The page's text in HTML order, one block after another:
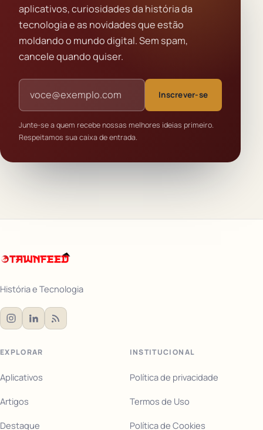
aplicativos, curiosidades da história da
tecnologia e as novidades que estão
moldando o mundo digital. Sem spam,
cancele quando quiser.
Endereço de e-mail
Inscrever-se
Junte-se a quem recebe nossas melhores ideias primeiro.
Respeitamos sua caixa de entrada.
História e Tecnologia
EXPLORAR
Aplicativos
Artigos
Destaque
INSTITUCIONAL
Política de privacidade
Termos de Uso
Política de Cookies